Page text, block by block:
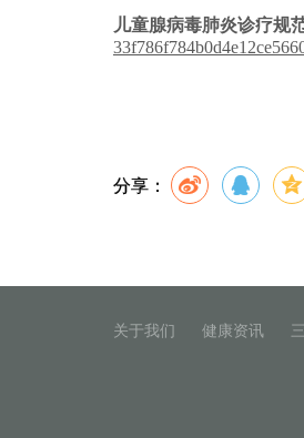
儿童腺病毒肺炎诊疗规
分享：
关于我们 健康资讯